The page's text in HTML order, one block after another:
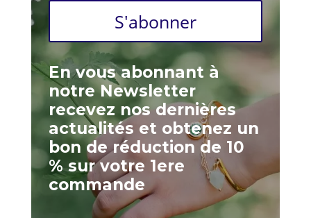
S'abonner
En vous abonnant à
notre Newsletter
recevez nos dernières
actualités et obtenez un
bon de réduction de 10
% sur votre 1ere
commande